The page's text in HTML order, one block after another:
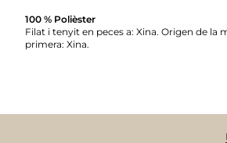
100 % Polièster
Filat i tenyit en peces a: Xina. Origen de la
primera: Xina.